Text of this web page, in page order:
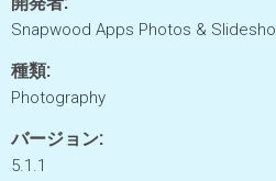
Snapwood Apps Photos &
種類:
Photography
バージョン:
5.1.1